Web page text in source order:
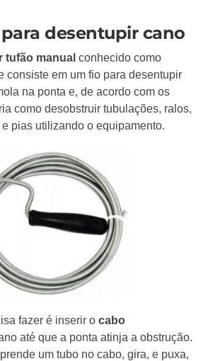
desentupir cano
tufão manual conhecido como
consiste em um fio para desentupir
na ponta e, de acordo com os
como desobstruir tubulações, ralos,
pias utilizando o equipamento.
fazer é inserir o cabo
até que a ponta atinja a obstrução.
um tubo no cabo, gira, e puxa,